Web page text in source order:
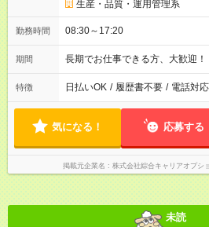
生産・品質・運用管理系
勤務時間 08:30～17:20
期間 長期でお仕事できる方、大歓迎！
特徴 日払いOK / 履歴書不要 / 電話対
気になる！ 応募する
掲載元企業名 株式会社綜合キャリアオプシ
未読